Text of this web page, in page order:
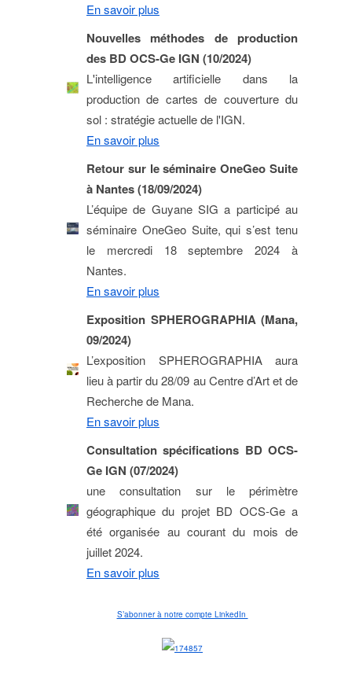
En savoir plus
Nouvelles méthodes de production
des BD OCS-Ge IGN (10/2024)
L'intelligence artificielle dans la
production de cartes de couverture du
sol : stratégie actuelle de l'IGN.
En savoir plus
Retour sur le séminaire OneGeo Suite
à Nantes (18/09/2024)
L’équipe de Guyane SIG a participé au
séminaire OneGeo Suite, qui s’est tenu
le mercredi 18 septembre 2024 à
Nantes.
En savoir plus
Exposition SPHEROGRAPHIA (Mana,
09/2024)
L’exposition SPHEROGRAPHIA aura
lieu à partir du 28/09 au Centre d’Art et de
Recherche de Mana.
En savoir plus
Consultation spécifications BD OCS-
Ge IGN (07/2024)
une consultation sur le périmètre
géographique du projet BD OCS-Ge a
été organisée au courant du mois de
juillet 2024.
En savoir plus
S’abonner à notre compte LinkedIn